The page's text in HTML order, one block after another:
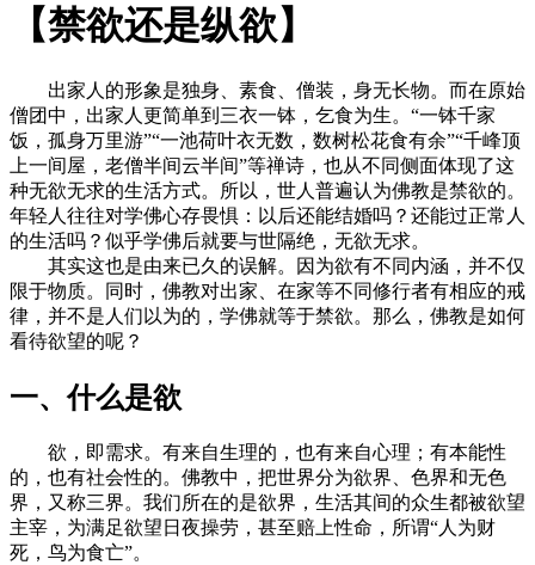
【禁欲还是纵欲】
出家人的形象是独身、素食、僧装，身无长物。而在原始
僧团中，出家人更简单到三衣一钵，乞食为生。“一钵千家
饭，孤身万里游”“一池荷叶衣无数，数树松花食有余”“千峰顶
上一间屋，老僧半间云半间”等禅诗，也从不同侧面体现了这
种无欲无求的生活方式。所以，世人普遍认为佛教是禁欲的。
年轻人往往对学佛心存畏惧：以后还能结婚吗？还能过正常人
的生活吗？似乎学佛后就要与世隔绝，无欲无求。
其实这也是由来已久的误解。因为欲有不同内涵，并不仅
限于物质。同时，佛教对出家、在家等不同修行者有相应的戒
律，并不是人们以为的，学佛就等于禁欲。那么，佛教是如何
看待欲望的呢？
一、什么是欲
欲，即需求。有来自生理的，也有来自心理；有本能性
的，也有社会性的。佛教中，把世界分为欲界、色界和无色
界，又称三界。我们所在的是欲界，生活其间的众生都被欲望
主宰，为满足欲望日夜操劳，甚至赔上性命，所谓“人为财
死，鸟为食亡”。